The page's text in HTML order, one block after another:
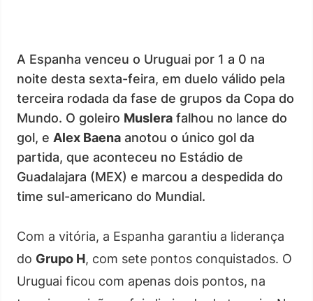
A Espanha venceu o Uruguai por 1 a 0 na
noite desta sexta-feira, em duelo válido pela
terceira rodada da fase de grupos da Copa do
Mundo. O goleiro Muslera falhou no lance do
gol, e Alex Baena anotou o único gol da
partida, que aconteceu no Estádio de
Guadalajara (MEX) e marcou a despedida do
time sul-americano do Mundial.
Com a vitória, a Espanha garantiu a liderança
do Grupo H, com sete pontos conquistados. O
Uruguai ficou com apenas dois pontos, na